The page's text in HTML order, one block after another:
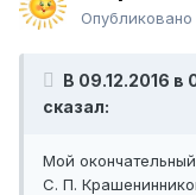
Опубликовано
В 09.12.2016
сказал:
Мой
С. П.